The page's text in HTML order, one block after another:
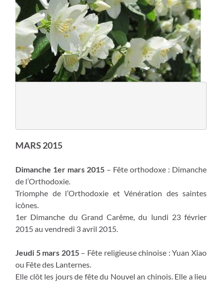
MARS 2015
Dimanche 1er mars 2015 – Fête orthodoxe : Dimanche
de l’Orthodoxie.
Triomphe de l’Orthodoxie et Vénération des saintes
icônes.
1er Dimanche du Grand Carême, du lundi 23 février
2015 au vendredi 3 avril 2015.
Jeudi 5 mars 2015– Fête religieuse chinoise : Yuan Xiao
ou Fête des Lanternes.
Elle clôt les jours de fête du Nouvel an chinois. Elle a lieu